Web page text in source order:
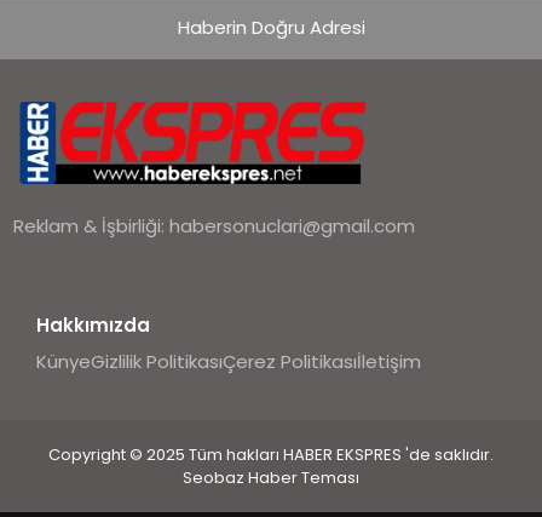
Haberin Doğru Adresi
Reklam & İşbirliği:habersonuclari@gmail.com
Hakkımızda
KünyeGizlilik PolitikasıÇerez Politikasıİletişim
Copyright © 2025 Tüm hakları HABER EKSPRES 'de saklıdır.
Seobaz Haber Teması